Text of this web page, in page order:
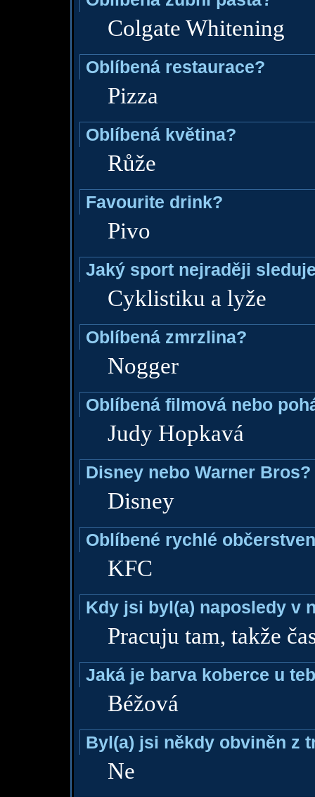
Colgate Whitening
Oblíbená restaurace?
Pizza
Oblíbená květina?
Růže
Favourite drink?
Pivo
Jaký sport nejraději
Cyklistiku a lyže
Oblíbená zmrzlina?
Nogger
Oblíbená filmová nebo
Judy Hopkavá
Disney nebo Warner Bros?
Disney
Oblíbené rychlé
KFC
Kdy jsi byl(a) naposledy v
Pracuju tam, takže
Jaká je barva koberce u
Béžová
Byl(a) jsi někdy obviněn z
Ne